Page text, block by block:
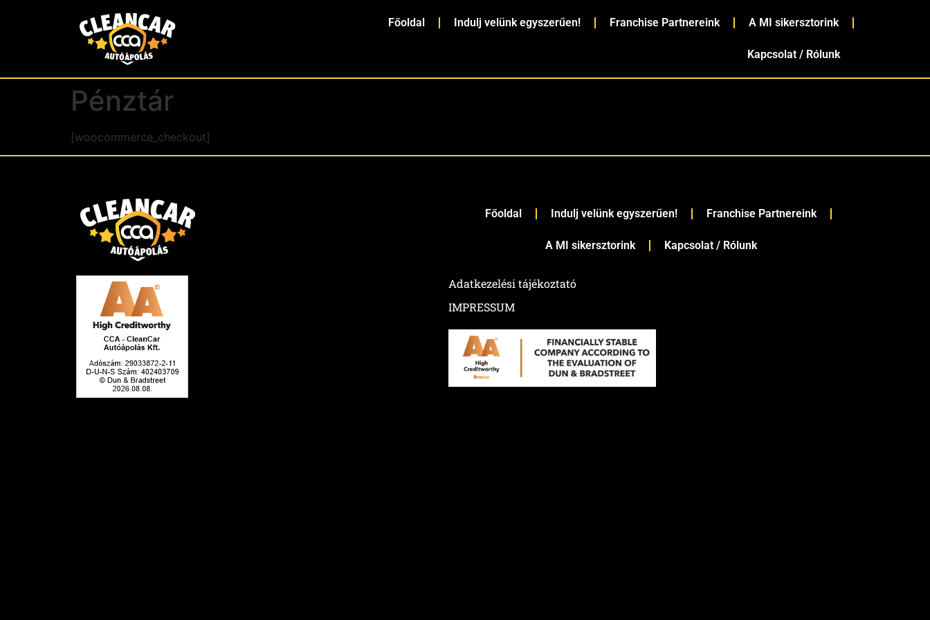
Főoldal Indulj velünk egyszerűen! Franchise Partnereink A MI sikersztorink
Kapcsolat / Rólunk
Pénztár
[woocommerce_checkout]
Főoldal Indulj velünk egyszerűen! Franchise Partnereink
A MI sikersztorink Kapcsolat / Rólunk
Adatkezelési tájékoztató
IMPRESSUM